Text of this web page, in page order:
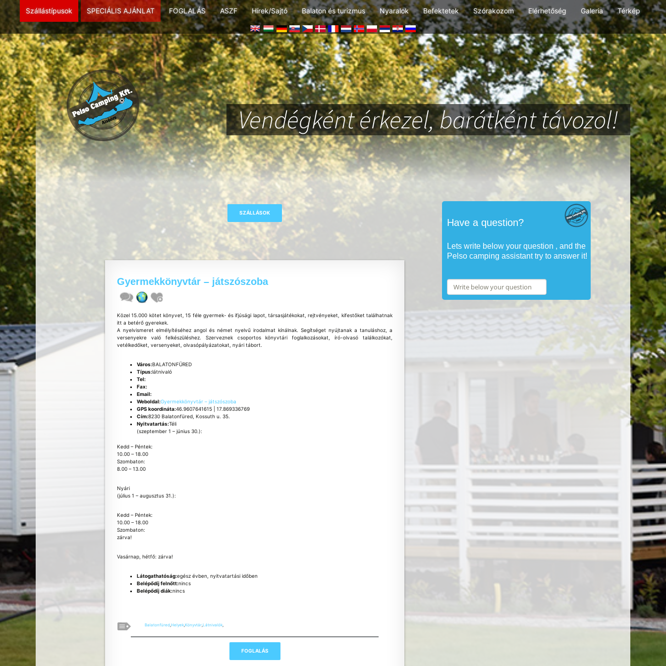
Szállástípusok SPECIÁLIS AJÁNLAT FOGLALÁS ASZF Hírek/Sajtó Balaton és turizmus Nyaralok Befektetek Szórakozom Elérhetőség Galeria Térkép
Vendégként érkezel, barátként távozol!
Gyermekkönyvtár – játszószoba
Közel 15.000 kötet könyvet, 15 féle gyermek- és ifjúsági lapot, társasjátékokat, rejtvényeket, kifestőket találhatnak
itt a betérő gyerekek.
A nyelvismeret elmélyítéséhez angol és német nyelvű irodalmat kínálnak. Segítséget nyújtanak a tanuláshoz, a
versenyekre való felkészüléshez. Szerveznek csoportos könyvtári foglalkozásokat, író-olvasó találkozókat,
vetélkedőket, versenyeket, olvasópályázatokat, nyári tábort.
Város:BALATONFÜRED
Típus:látnivaló
Tel:
Fax:
Email:
Weboldal:Gyermekkönyvtár – játszószoba
GPS koordináta:46.9607641615 | 17.869336769
Cím:8230 Balatonfüred, Kossuth u. 35.
Nyitvatartás:Téli
(szeptember 1 – június 30.):
Kedd – Péntek:
10.00 – 18.00
Szombaton:
8.00 – 13.00
Nyári
(július 1 – augusztus 31.):
Kedd – Péntek:
10.00 – 18.00
Szombaton:
zárva!
Vasárnap, hétfő: zárva!
Látogathatóság:egész évben, nyitvatartási időben
Belépődíj felnőtt:nincs
Belépődíj diák:nincs
Balatonfüred,Helyek,Könyvtár,Látnivalók,
Have a question?
Lets write below your question , and the
Pelso camping assistant try to answer it!